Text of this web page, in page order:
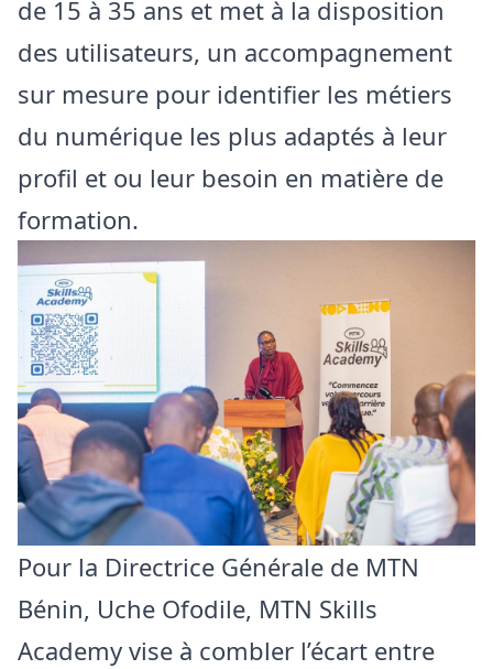
de 15 à 35 ans et met à la disposition
des utilisateurs, un accompagnement
sur mesure pour identifier les métiers
du numérique les plus adaptés à leur
profil et ou leur besoin en matière de
formation.
Pour la Directrice Générale de MTN
Bénin, Uche Ofodile, MTN Skills
Academy vise à combler l’écart entre